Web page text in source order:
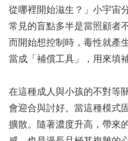
從哪裡開始滋生？」小宇宙
常見的盲點多半是當照顧者
而開始想控制時，毒性就產
當成「補償工具」，用來填
在這種成人與小孩的不對等
會迎合與討好。當這種模式
擴散。隨著濃度升高，帶來